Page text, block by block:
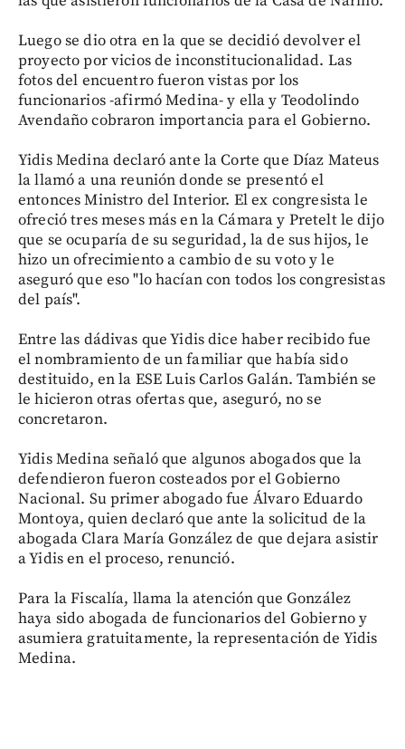
Luego se dio otra en la que se decidió devolver el
proyecto por vicios de inconstitucionalidad. Las
fotos del encuentro fueron vistas por los
funcionarios -afirmó Medina- y ella y Teodolindo
Avendaño cobraron importancia para el Gobierno.
Yidis Medina declaró ante la Corte que Díaz Mateus
la llamó a una reunión donde se presentó el
entonces Ministro del Interior. El ex congresista le
ofreció tres meses más en la Cámara y Pretelt le dijo
que se ocuparía de su seguridad, la de sus hijos, le
hizo un ofrecimiento a cambio de su voto y le
aseguró que eso "lo hacían con todos los congresistas
del país".
Entre las dádivas que Yidis dice haber recibido fue
el nombramiento de un familiar que había sido
destituido, en la ESE Luis Carlos Galán. También se
le hicieron otras ofertas que, aseguró, no se
concretaron.
Yidis Medina señaló que algunos abogados que la
defendieron fueron costeados por el Gobierno
Nacional. Su primer abogado fue Álvaro Eduardo
Montoya, quien declaró que ante la solicitud de la
abogada Clara María González de que dejara asistir
a Yidis en el proceso, renunció.
Para la Fiscalía, llama la atención que González
haya sido abogada de funcionarios del Gobierno y
asumiera gratuitamente, la representación de Yidis
Medina.